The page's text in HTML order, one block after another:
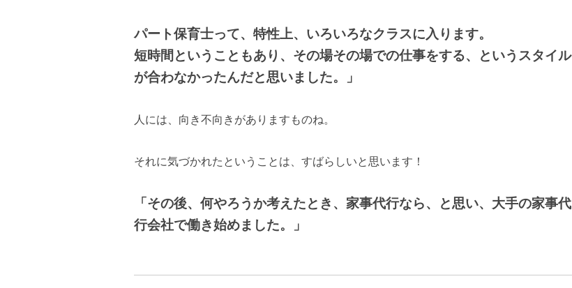
パート保育士って、特性上、いろいろなクラスに入ります。
短時間ということもあり、その場その場での仕事をする、というスタイル
が合わなかったんだと思いました。」
人には、向き不向きがありますものね。
それに気づかれたということは、すばらしいと思います！
「その後、何やろうか考えたとき、家事代行なら、と思い、大手の家事代
行会社で働き始めました。」